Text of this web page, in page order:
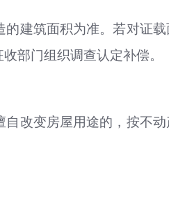
建筑面积为准。若对证
部门组织调查认定补偿。
改变房屋用途的，按不